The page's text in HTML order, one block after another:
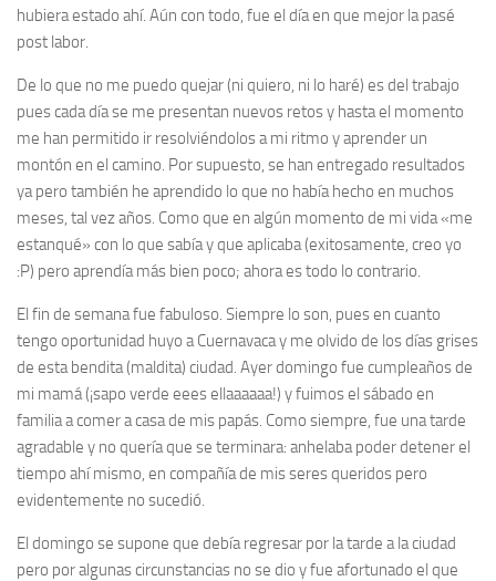
hubiera estado ahí. Aún con todo, fue el día en que mejor la pasé
post labor.
De lo que no me puedo quejar (ni quiero, ni lo haré) es del trabajo
pues cada día se me presentan nuevos retos y hasta el momento
me han permitido ir resolviéndolos a mi ritmo y aprender un
montón en el camino. Por supuesto, se han entregado resultados
ya pero también he aprendido lo que no había hecho en muchos
meses, tal vez años. Como que en algún momento de mi vida «me
estanqué» con lo que sabía y que aplicaba (exitosamente, creo yo
:P) pero aprendía más bien poco; ahora es todo lo contrario.
El fin de semana fue fabuloso. Siempre lo son, pues en cuanto
tengo oportunidad huyo a Cuernavaca y me olvido de los días grises
de esta bendita (maldita) ciudad. Ayer domingo fue cumpleaños de
mi mamá (¡sapo verde eees ellaaaaaa!) y fuimos el sábado en
familia a comer a casa de mis papás. Como siempre, fue una tarde
agradable y no quería que se terminara: anhelaba poder detener el
tiempo ahí mismo, en compañía de mis seres queridos pero
evidentemente no sucedió.
El domingo se supone que debía regresar por la tarde a la ciudad
pero por algunas circunstancias no se dio y fue afortunado el que